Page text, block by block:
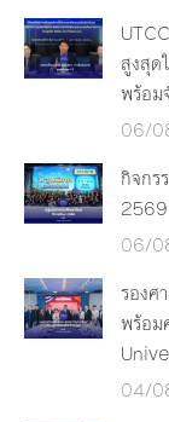
สูงสุด
พร้อม
06/
กิจกร
2569
06/
รองศ
พร้อม
04/